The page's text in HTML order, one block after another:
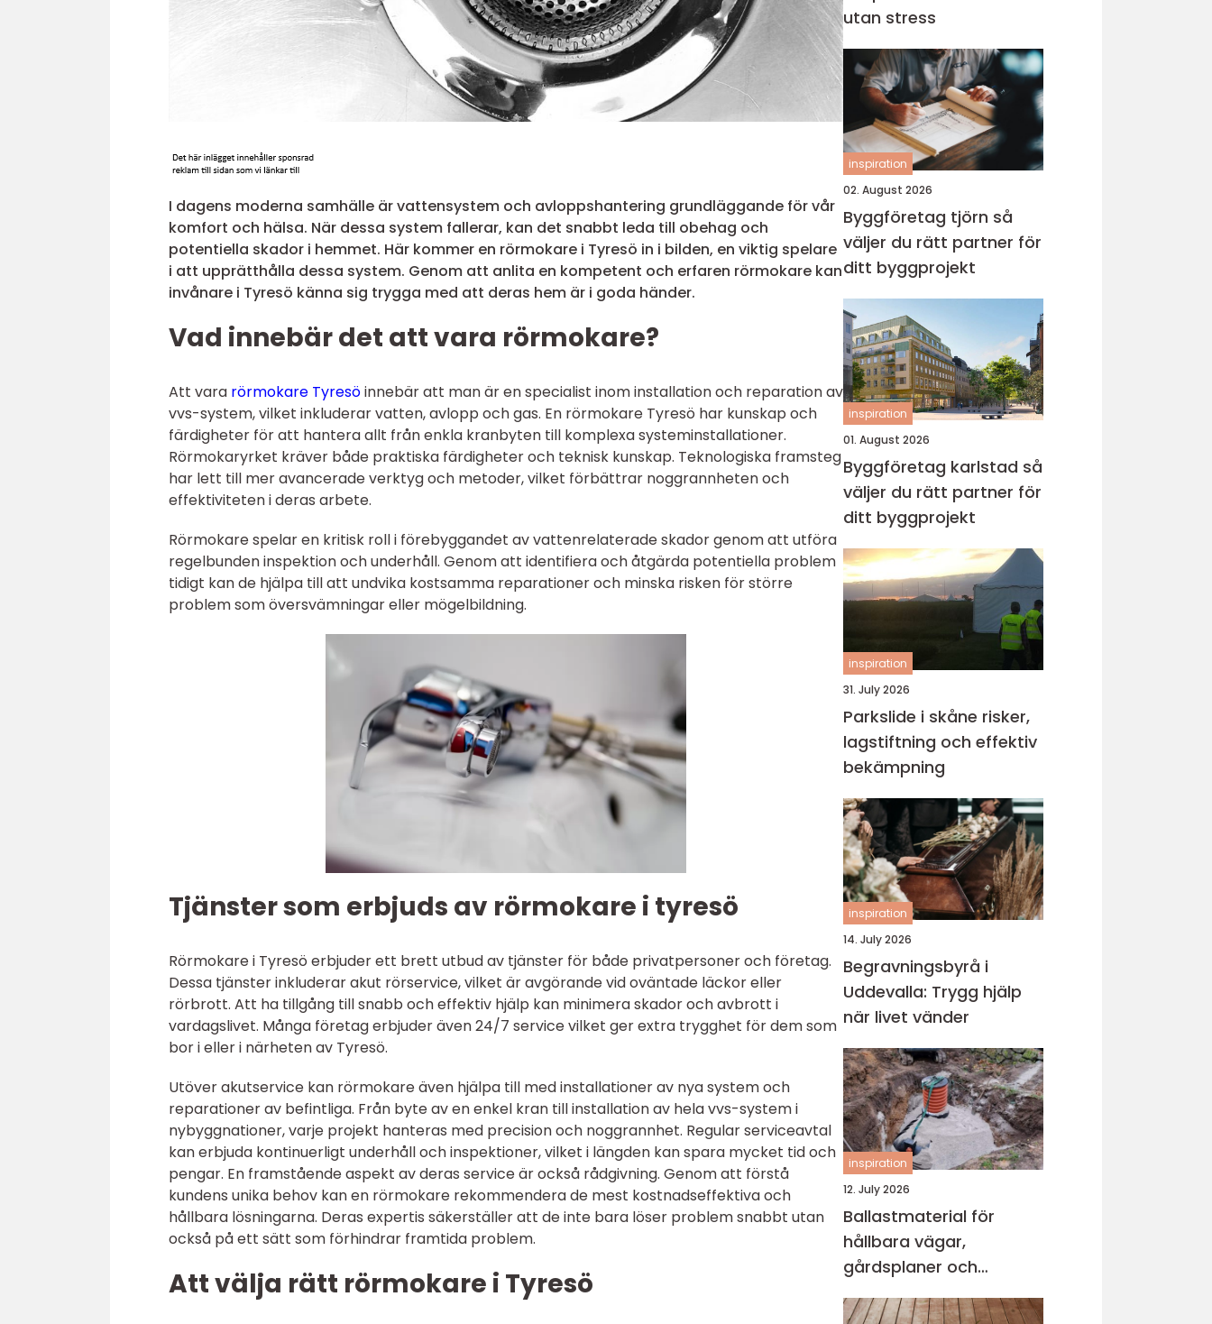
I dagens moderna samhälle är vattensystem och avloppshantering grundläggande för vår
komfort och hälsa. När dessa system fallerar, kan det snabbt leda till obehag och
potentiella skador i hemmet. Här kommer en rörmokare i Tyresö in i bilden, en viktig spelare
i att upprätthålla dessa system. Genom att anlita en kompetent och erfaren rörmokare kan
invånare i Tyresö känna sig trygga med att deras hem är i goda händer.
Vad innebär det att vara rörmokare?
Att vara rörmokare Tyresöinnebär att man är en specialist inom installation och reparation av
vvs-system, vilket inkluderar vatten, avlopp och gas. En rörmokare Tyresö har kunskap och
färdigheter för att hantera allt från enkla kranbyten till komplexa systeminstallationer.
Rörmokaryrket kräver både praktiska färdigheter och teknisk kunskap. Teknologiska framsteg
har lett till mer avancerade verktyg och metoder, vilket förbättrar noggrannheten och
effektiviteten i deras arbete.
Rörmokare spelar en kritisk roll i förebyggandet av vattenrelaterade skador genom att utföra
regelbunden inspektion och underhåll. Genom att identifiera och åtgärda potentiella problem
tidigt kan de hjälpa till att undvika kostsamma reparationer och minska risken för större
problem som översvämningar eller mögelbildning.
Tjänster som erbjuds av rörmokare i tyresö
Rörmokare i Tyresö erbjuder ett brett utbud av tjänster för både privatpersoner och företag.
Dessa tjänster inkluderar akut rörservice, vilket är avgörande vid oväntade läckor eller
rörbrott. Att ha tillgång till snabb och effektiv hjälp kan minimera skador och avbrott i
vardagslivet. Många företag erbjuder även 24/7 service vilket ger extra trygghet för dem som
bor i eller i närheten av Tyresö.
Utöver akutservice kan rörmokare även hjälpa till med installationer av nya system och
reparationer av befintliga. Från byte av en enkel kran till installation av hela vvs-system i
nybyggnationer, varje projekt hanteras med precision och noggrannhet. Regular serviceavtal
kan erbjuda kontinuerligt underhåll och inspektioner, vilket i längden kan spara mycket tid och
pengar. En framstående aspekt av deras service är också rådgivning. Genom att förstå
kundens unika behov kan en rörmokare rekommendera de mest kostnadseffektiva och
hållbara lösningarna. Deras expertis säkerställer att de inte bara löser problem snabbt utan
också på ett sätt som förhindrar framtida problem.
Att välja rätt rörmokare i Tyresö
utan stress
inspiration
02. August 2026
Byggföretag tjörn så
väljer du rätt partner för
ditt byggprojekt
inspiration
01. August 2026
Byggföretag karlstad så
väljer du rätt partner för
ditt byggprojekt
inspiration
31. July 2026
Parkslide i skåne risker,
lagstiftning och effektiv
bekämpning
inspiration
14. July 2026
Begravningsbyrå i
Uddevalla: Trygg hjälp
när livet vänder
inspiration
12. July 2026
Ballastmaterial för
hållbara vägar,
gårdsplaner och
byggprojekt